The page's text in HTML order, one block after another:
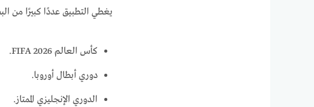
يغطي التطبيق عددًا كبيرًا من
كأس العالم FIFA 2026.
دوري أبطال أوروبا.
الدوري الإنجليزي الممتاز.